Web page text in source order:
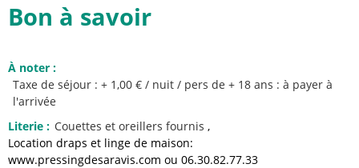
Bon à savoir
À noter :
Taxe de séjour : + 1,00 € / nuit / pers de + 18 ans : à payer à
l'arrivée
Literie : Couettes et oreillers fournis
Location draps et linge de maison:
www.pressingdesaravis.com ou 06.30.82.77.33